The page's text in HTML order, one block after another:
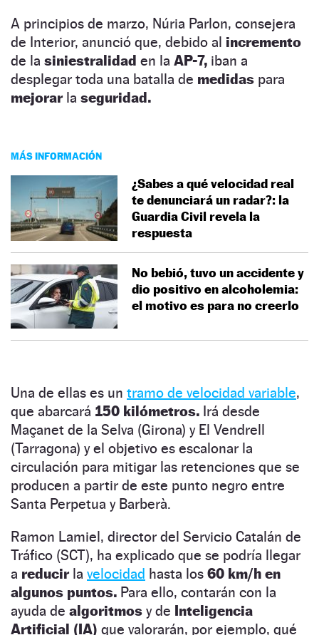
A principios de marzo, Núria Parlon, consejera
de Interior, anunció que, debido al incremento
de la siniestralidad en la AP-7, iban a
desplegar toda una batalla de medidas para
mejorar la seguridad.
MÁS INFORMACIÓN
¿Sabes a qué velocidad real
te denunciará un radar?: la
Guardia Civil revela la
respuesta
No bebió, tuvo un accidente y
dio positivo en alcoholemia:
el motivo es para no creerlo
Una de ellas es un tramo de velocidad variable,
que abarcará 150 kilómetros. Irá desde
Maçanet de la Selva (Girona) y El Vendrell
(Tarragona) y el objetivo es escalonar la
circulación para mitigar las retenciones que se
producen a partir de este punto negro entre
Santa Perpetua y Barberà.
Ramon Lamiel, director del Servicio Catalán de
Tráfico (SCT), ha explicado que se podría llegar
a reducir la velocidad hasta los 60 km/h en
algunos puntos. Para ello, contarán con la
ayuda de algoritmos y de Inteligencia
Artificial (IA) que valorarán, por ejemplo, qué